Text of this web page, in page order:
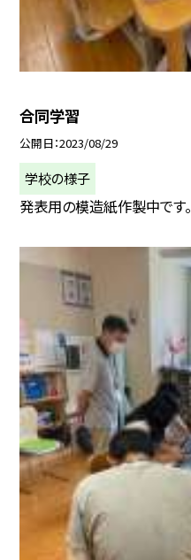
合同学習
公開日 2023/08/29
学校の様子
発表用の模造紙作製中です